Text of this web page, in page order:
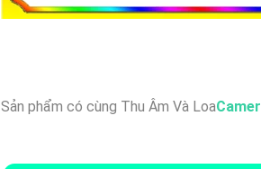
Sản phẩm có cùng Thu Âm Và Loa